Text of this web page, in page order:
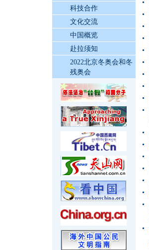
科技合作
文化交流
中国概览
赴拉须知
2022北京冬奥会和冬
残奥会